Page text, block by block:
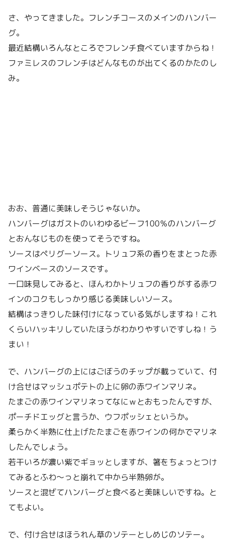
さ、やってきました。フレンチコースのメインのハンバー
グ。
最近結構いろんなところでフレンチ食べていますからね！
ファミレスのフレンチはどんなものが出てくるのかたのし
み。
おお、普通に美味しそうじゃないか。
ハンバーグはガストのいわゆるビーフ100％のハンバーグ
とおんなじものを使ってそうですね。
ソースはペリグーソース。トリュフ系の香りをまとった赤
ワインベースのソースです。
一口味見してみると、ほんわかトリュフの香りがする赤ワ
インのコクもしっかり感じる美味しいソース。
結構はっきりした味付けになっている気がしますね！これ
くらいハッキリしていたほうがわかりやすいですしね！う
まい！
で、ハンバーグの上にはごぼうのチップが載っていて、付
け合せはマッシュポテトの上に卵の赤ワインマリネ。
たまごの赤ワインマリネってなにｗとおもったんですが、
ポーチドエッグと言うか、ウフポッシェというか。
柔らかく半熟に仕上げたたまごを赤ワインの何かでマリネ
したんでしょう。
若干いろが濃い紫でギョッとしますが、箸をちょっとつけ
てみるとふわ～っと崩れて中から半熟卵が。
ソースと混ぜてハンバーグと食べると美味しいですね。と
てもよい。
で、付け合せはほうれん草のソテーとしめじのソテー。